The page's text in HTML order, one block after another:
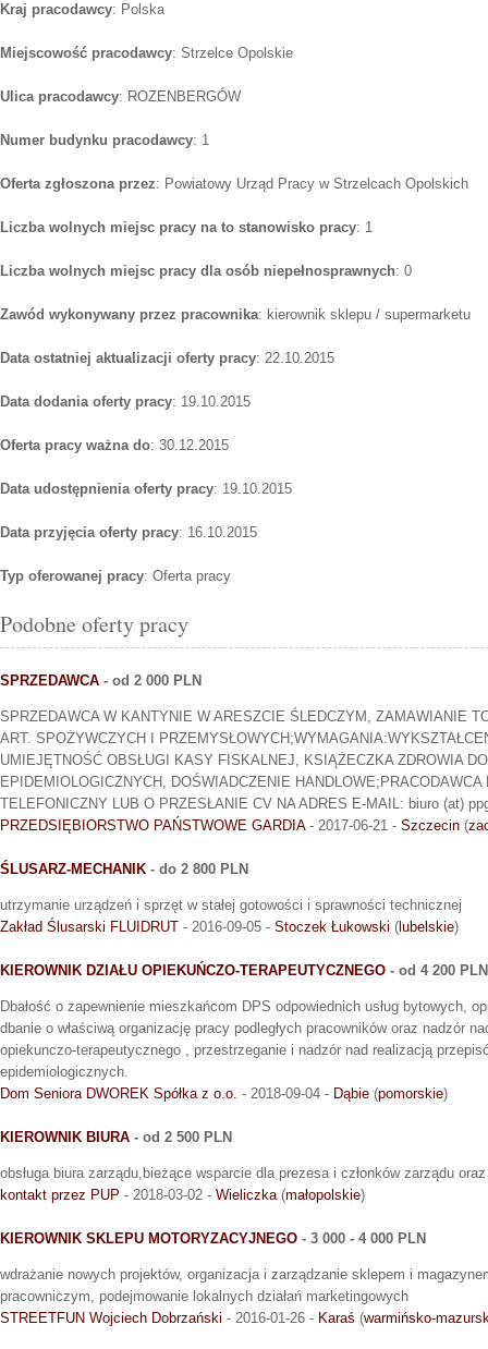
Kraj pracodawcy: Polska
Miejscowość pracodawcy: Strzelce Opolskie
Ulica pracodawcy: ROZENBERGÓW
Numer budynku pracodawcy: 1
Oferta zgłoszona przez: Powiatowy Urząd Pracy w Strzelcach Opolskich
Liczba wolnych miejsc pracy na to stanowisko pracy: 1
Liczba wolnych miejsc pracy dla osób niepełnosprawnych: 0
Zawód wykonywany przez pracownika: kierownik sklepu / supermarketu
Data ostatniej aktualizacji oferty pracy: 22.10.2015
Data dodania oferty pracy: 19.10.2015
Oferta pracy ważna do: 30.12.2015
Data udostępnienia oferty pracy: 19.10.2015
Data przyjęcia oferty pracy: 16.10.2015
Typ oferowanej pracy: Oferta pracy
Podobne oferty pracy
SPRZEDAWCA - od 2 000 PLN
SPRZEDAWCA W KANTYNIE W ARESZCIE ŚLEDCZYM, ZAMAWIANIE
ART. SPOŻYWCZYCH I
UMIEJĘTNOŚĆ OBSŁUGI KASY FISKALNEJ, KSIĄŻECZKA ZDROWIA
EPIDEMIOLOGICZNYCH, DOŚWIADCZENIE
TELEFONICZNY LUB O PRZESŁANIE CV NA ADRES E-MAIL: biuro (at)
PRZEDSIĘBIORSTWO PAŃSTWOWE GARDIA- 2017-06-21 - Szczecin (
ŚLUSARZ-MECHANIK - do 2 800 PLN
utrzymanie urządzeń i sprzęt w stałej gotowości i sprawności technicznej
Zakład Ślusarski FLUIDRUT - 2016-09-05 - Stoczek Łukowski ( lubelskie)
KIEROWNIK DZIAŁU OPIEKUŃCZO-TERAPEUTYCZNEGO - od 4 200 PLN
Dbałość o zapewnienie mieszkańcom DPS odpowiednich usług bytowych,
dbanie o właściwą organizację pracy podległych pracowników oraz nadzór
opiekunczo-terapeutycznego , przestrzeganie i nadzór nad realizacją
epidemiologicznych.
Dom Seniora DWOREK Spółka z o.o. - 2018-09-04 - Dąbie (pomorskie)
KIEROWNIK BIURA - od 2 500 PLN
obsługa biura zarządu,bieżące wsparcie dla prezesa i członków zarządu
kontakt przez PUP - 2018-03-02 - Wieliczka(małopolskie)
KIEROWNIK SKLEPU MOTORYZACYJNEGO - 3 000 - 4 000 PLN
wdrażanie nowych projektów, organizacja i zarządzanie sklepem i
pracowniczym, podejmowanie lokalnych działań marketingowych
STREETFUN Wojciech Dobrzański - 2016-01-26 - Karaś (warmińsko-